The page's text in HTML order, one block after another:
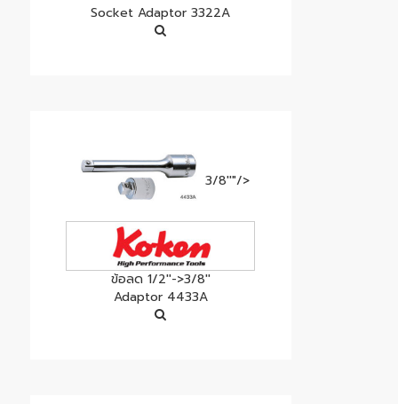
Socket Adaptor 3322A
3/8''"/>
ข้อลด 1/2''->3/8''
Adaptor 4433A